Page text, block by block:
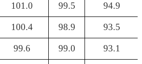
101.0 99.5 94.9
100.4 98.9 93.5
99.6 99.0 93.1